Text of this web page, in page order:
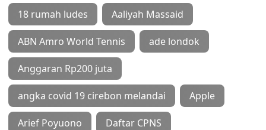
18 rumah ludes Aaliyah Massaid
ABN Amro World Tennis ade londok
Anggaran Rp200 juta
angka covid 19 cirebon melandai Apple
Arief Poyuono Daftar CPNS